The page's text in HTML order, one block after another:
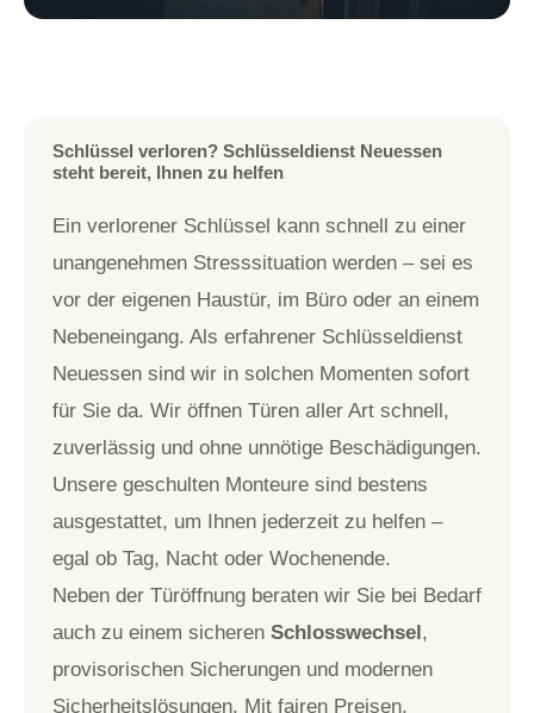
Schlüssel verloren? Schlüsseldienst Neuessen
steht bereit, Ihnen zu helfen
Ein verlorener Schlüssel kann schnell zu einer
unangenehmen Stresssituation werden – sei es
vor der eigenen Haustür, im Büro oder an einem
Nebeneingang. Als erfahrener Schlüsseldienst
Neuessen sind wir in solchen Momenten sofort
für Sie da. Wir öffnen Türen aller Art schnell,
zuverlässig und ohne unnötige Beschädigungen.
Unsere geschulten Monteure sind bestens
ausgestattet, um Ihnen jederzeit zu helfen –
egal ob Tag, Nacht oder Wochenende.
Neben der Türöffnung beraten wir Sie bei Bedarf
auch zu einem sicheren Schlosswechsel,
provisorischen Sicherungen und modernen
Sicherheitslösungen. Mit fairen Preisen,